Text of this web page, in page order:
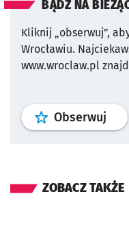
BĄDŹ NA
Kliknij „obserwuj”,
Wrocławiu.
www.wroclaw.pl
Obserwuj profil
ZOBACZ TAKŻE